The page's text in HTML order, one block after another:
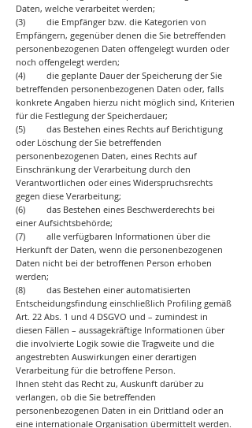
Daten, welche verarbeitet werden;
(3) die Empfänger bzw. die Kategorien von
Empfängern, gegenüber denen die Sie betreffenden
personenbezogenen Daten offengelegt wurden oder
noch offengelegt werden;
(4) die geplante Dauer der Speicherung der Sie
betreffenden personenbezogenen Daten oder, falls
konkrete Angaben hierzu nicht möglich sind, Kriterien
für die Festlegung der Speicherdauer;
(5) das Bestehen eines Rechts auf Berichtigung
oder Löschung der Sie betreffenden
personenbezogenen Daten, eines Rechts auf
Einschränkung der Verarbeitung durch den
Verantwortlichen oder eines Widerspruchsrechts
gegen diese Verarbeitung;
(6) das Bestehen eines Beschwerderechts bei
einer Aufsichtsbehörde;
(7) alle verfügbaren Informationen über die
Herkunft der Daten, wenn die personenbezogenen
Daten nicht bei der betroffenen Person erhoben
werden;
(8) das Bestehen einer automatisierten
Entscheidungsfindung einschließlich Profiling gemäß
Art. 22 Abs. 1 und 4 DSGVO und – zumindest in
diesen Fällen – aussagekräftige Informationen über
die involvierte Logik sowie die Tragweite und die
angestrebten Auswirkungen einer derartigen
Verarbeitung für die betroffene Person.
Ihnen steht das Recht zu, Auskunft darüber zu
verlangen, ob die Sie betreffenden
personenbezogenen Daten in ein Drittland oder an
eine internationale Organisation übermittelt werden.